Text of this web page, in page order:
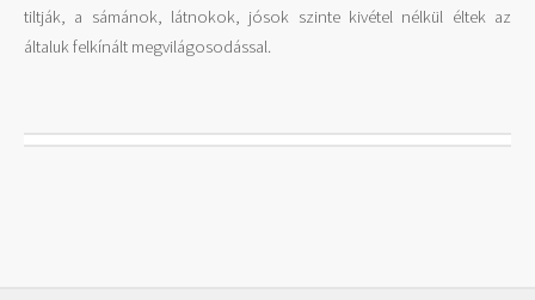
tiltják, a sámánok, látnokok, jósok szinte kivétel nélkül éltek az
általuk felkínált megvilágosodással.